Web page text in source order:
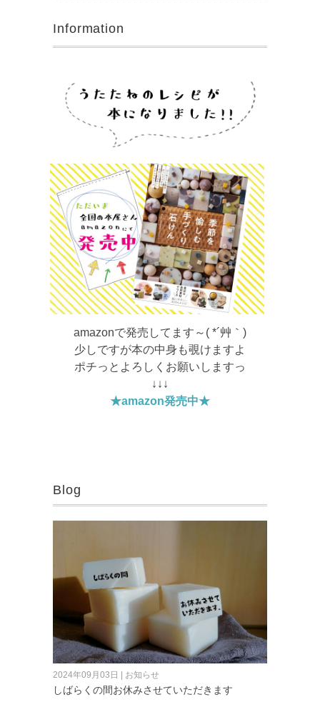
Information
amazonで発売してます～( *´艸｀)
少しですが本の中身も覗けますよ
ポチっとよろしくお願いしますっ
↓↓↓
★amazon発売中★
Blog
2024年09月03日 | お知らせ
しばらくの間お休みさせていただきます